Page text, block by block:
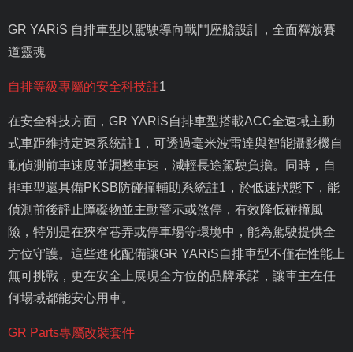
GR YARiS 自排車型以駕駛導向戰鬥座艙設計，全面釋放賽
道靈魂
自排等級專屬的安全科技註1
在安全科技方面， GR YARiS自排車型搭載ACC全速域主動
式車距維持定速系統註1 ，可透過毫米波雷達與智能攝影機自
動偵測前車速度並調整車速，減輕長途駕駛負擔。同時，自
排車型還具備PKSB防碰撞輔助系統註1 ，於低速狀態下，能
偵測前後靜止障礙物並主動警示或煞停，有效降低碰撞風
險，特別是在狹窄巷弄或停車場等環境中，能為駕駛提供全
方位守護。這些進化配備讓GR YARiS自排車型不僅在性能上
無可挑戰，更在安全上展現全方位的品牌承諾，讓車主在任
何場域都能安心用車。
GR Parts專屬改裝套件